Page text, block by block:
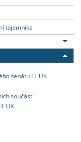
tajemníka
senátu FF UK
součástí
UK